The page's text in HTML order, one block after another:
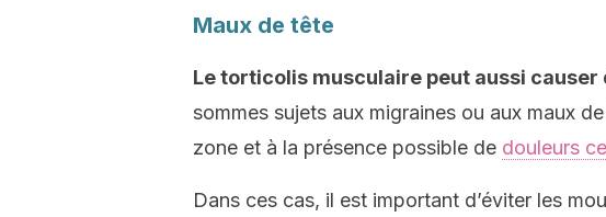
Maux de tête
Le torticolis musculaire peut aussi causer
sommes sujets aux migraines ou aux maux
zone et à la présence possible de douleurs
Dans ces cas, il est important d’éviter les